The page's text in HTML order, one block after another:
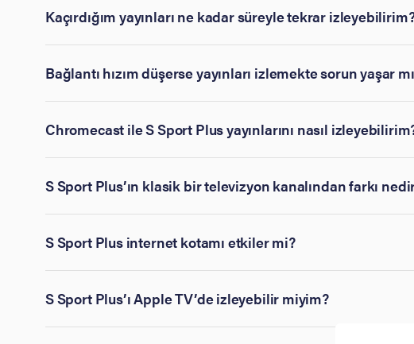
Kaçırdığım yayınları ne kadar süreyle tekrar
Bağlantı hızım düşerse yayınları izlemekte sorun yaşar
Chromecast ile S Sport Plus yayınlarını nasıl
S Sport Plus’ın klasik bir televizyon kanalından farkı
S Sport Plus internet kotamı etkiler mi?
S Sport Plus’ı Apple TV’de izleyebilir miyim?